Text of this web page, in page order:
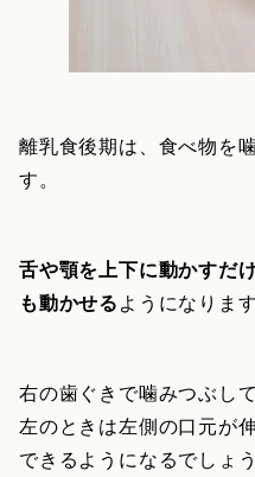
離乳食後期は、食べ物を
す。
舌や顎を上下に動かすだ
も動かせるようになります
右の歯ぐきで噛みつぶし
左のときは左側の口元が
できるようになるでしょう